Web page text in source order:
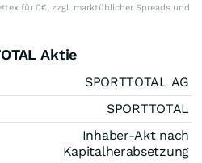
für 0€, zzgl. marktüblicher Spreads und
Aktie
SPORTTOTAL AG
SPORTTOTAL
Inhaber-Akt nach
Kapitalherabsetzung